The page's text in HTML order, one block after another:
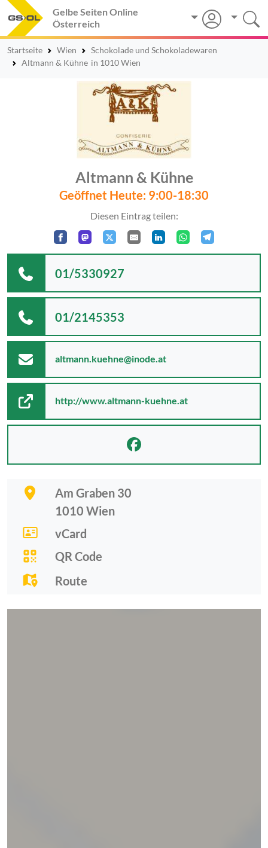
Gelbe Seiten Online
Österreich
Startseite Wien
Schokolade und Schokoladewaren
Altmann & Kühne in 1010 Wien
Altmann & Kühne
Geöffnet Heute: 9:00-18:30
Diesen Eintrag teilen:
Am Graben 30
1010 Wien
vCard
QR Code
Route
01/5330927
01/2145353
altmann.kuehne@inode.at
http://www.altmann-kuehne.at